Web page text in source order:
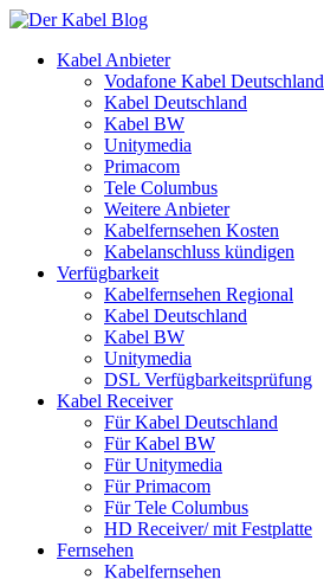
Kabel Anbieter
Vodafone Kabel Deutschland
Kabel Deutschland
Kabel BW
Unitymedia
Primacom
Tele Columbus
Weitere Anbieter
Kabelfernsehen Kosten
Kabelanschluss kündigen
Verfügbarkeit
Kabelfernsehen Regional
Kabel Deutschland
Kabel BW
Unitymedia
DSL Verfügbarkeitsprüfung
Kabel Receiver
Für Kabel Deutschland
Für Kabel BW
Für Unitymedia
Für Primacom
Für Tele Columbus
HD Receiver/ mit Festplatte
Fernsehen
Kabelfernsehen